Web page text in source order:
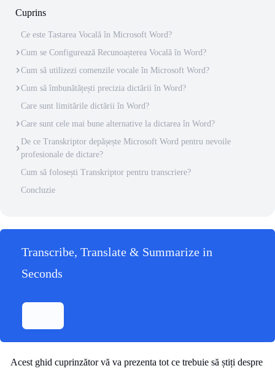
Cuprins
Ce este Tastarea Vocală în Microsoft Word?
Cum se Configurează Recunoașterea Vocală în Word?
Cum să utilizezi comenzile vocale în Microsoft Word?
Cum să îmbunătățești precizia dictării în Word?
Care sunt limitările dictării în Word?
Care sunt cele mai bune alternative la dictarea în Word?
De ce Transkriptor depășește Microsoft Word pentru nevoile
profesionale de dictare?
Cum să folosești Transkriptor pentru transcriere?
Concluzie
Transcribe, Translate & Summarize in
Seconds
Acest ghid cuprinzător vă va prezenta tot ce trebuie să știți despre